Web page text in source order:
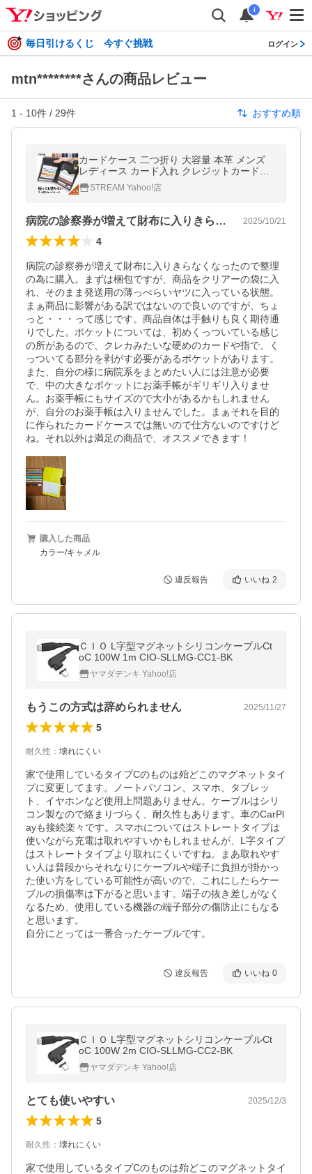
i
毎日引けるくじ 今すぐ挑戦 ログイン
mtn********さんの商品レビュー
1 - 10件 / 29件 おすすめ順
カードケース 二つ折り 大容量 本革 メンズ
レディース カード入れ クレジットカードケ
ース マイナンバーカード対応 20枚収納 財布
STREAM
STREAM Yahoo!店
病院の診察券が増えて財布に入りきらなく… 2025/10/21
4
病院の診察券が増えて財布に入りきらなくなったので整理
の為に購入。まずは梱包ですが、商品をクリアーの袋に入
れ、そのまま発送用の薄っぺらいヤツに入っている状態。
まぁ商品に影響がある訳ではないので良いのですが、ちょ
っと・・・って感じです。商品自体は手触りも良く期待通
りでした。ポケットについては、初めくっついている感じ
の所があるので、クレカみたいな硬めのカードや指で、く
っついてる部分を剥がす必要があるポケットがあります。
また、自分の様に病院系をまとめたい人には注意が必要
で、中の大きなポケットにお薬手帳がギリギリ入りませ
ん。お薬手帳にもサイズので大小があるかもしれません
が、自分のお薬手帳は入りませんでした。まぁそれを目的
に作られたカードケースでは無いので仕方ないのですけど
ね。それ以外は満足の商品で、オススメできます！
購入した商品
カラー/キャメル
違反報告 いいね 2
ＣＩＯ L字型マグネットシリコンケーブルCt
oC 100W 1m CIO-SLLMG-CC1-BK
ヤマダデンキ Yahoo!店
もうこの方式は辞められません 2025/11/27
5
耐久性 ： 壊れにくい
家で使用しているタイプCのものは殆どこのマグネットタイ
プに変更してます。ノートパソコン、スマホ、タブレッ
ト、イヤホンなど使用上問題ありません。ケーブルはシリ
コン製なので絡まりづらく、耐久性もあります。車のCarPl
ayも接続楽々です。スマホについてはストレートタイプは
使いながら充電は取れやすいかもしれませんが、L字タイプ
はストレートタイプより取れにくいですね。まあ取れやす
い人は普段からそれなりにケーブルや端子に負担が掛かっ
た使い方をしている可能性が高いので、これにしたらケー
ブルの損傷率は下がると思います。端子の抜き差しがなく
なるため、使用している機器の端子部分の傷防止にもなる
と思います。
自分にとっては一番合ったケーブルです。
違反報告 いいね 0
ＣＩＯ L字型マグネットシリコンケーブルCt
oC 100W 2m CIO-SLLMG-CC2-BK
ヤマダデンキ Yahoo!店
とても使いやすい 2025/12/3
5
耐久性 ： 壊れにくい
家で使用しているタイプCのものは殆どこのマグネットタイ